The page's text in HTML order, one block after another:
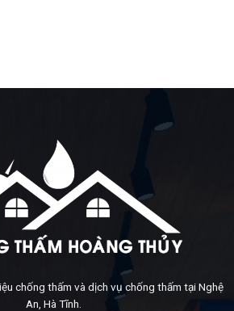
chống thấm và dịch vụ chống thấm tại Nghệ
An, Hà Tĩnh.